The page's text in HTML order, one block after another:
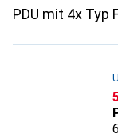
PDU mit 4x Typ